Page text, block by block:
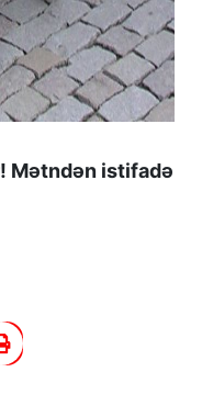
Mətndən istifadə